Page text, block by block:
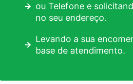
ou Telefone e
no seu endereço.
Levando a sua
base de atendimento.